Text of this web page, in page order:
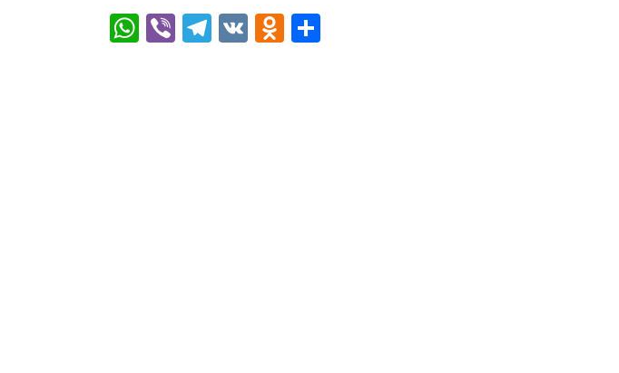
WhatsApp
ViberTelegram
VKOdnoklassniki